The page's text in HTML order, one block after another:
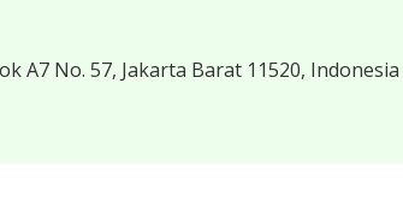
A7 No. 57, Jakarta Barat 11520, Indonesia